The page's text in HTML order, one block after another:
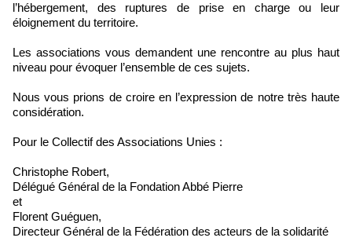
l’hébergement, des ruptures de prise en charge ou leur
éloignement du territoire.
Les associations vous demandent une rencontre au plus haut
niveau pour évoquer l’ensemble de ces sujets.
Nous vous prions de croire en l’expression de notre très haute
considération.
Pour le Collectif des Associations Unies :
Christophe Robert,
Délégué Général de la Fondation Abbé Pierre
et
Florent Guéguen,
Directeur Général de la Fédération des acteurs de la solidarité